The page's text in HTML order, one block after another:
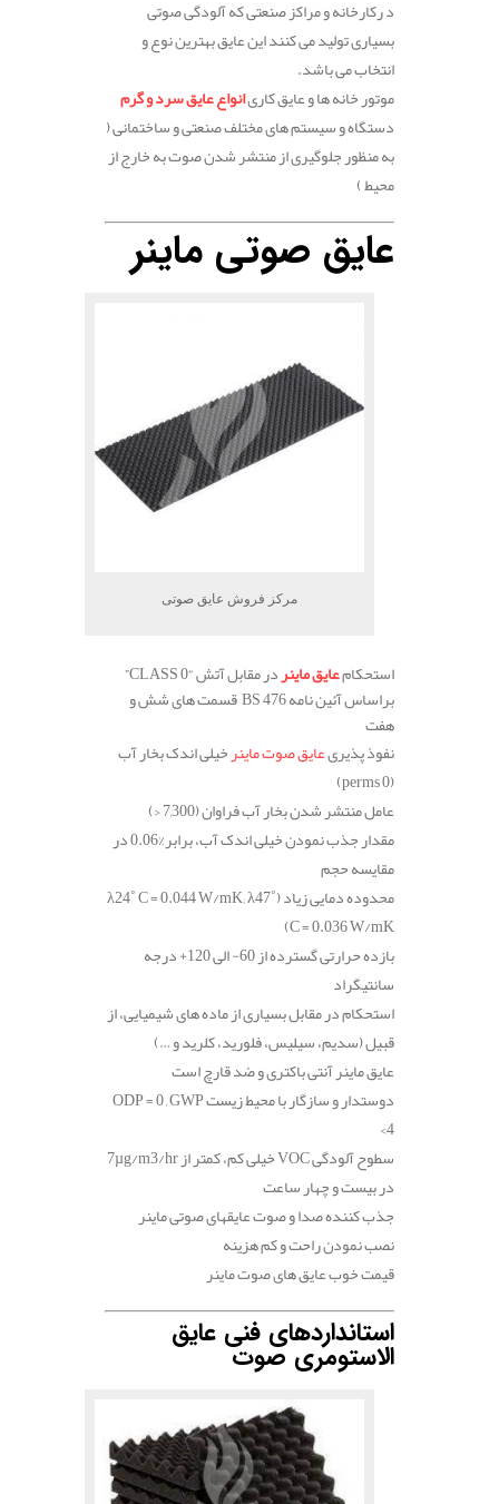
د رکارخانه و مراکز صنعتی که آلودگی صوتی
بسیاری تولید می کنند این عایق بهترین نوع و
انتخاب می باشد.
موتور خانه ها و عایق کاریانواع عایق سرد و گرم
دستگاه و سیستم های مختلف صنعتی و ساختمانی (
به منظور جلوگیری از منتشر شدن صوت به خارج از
محیط )
عایق صوتی ماینر
مرکز فروش عایق صوتی
استحکامعایق ماینردر مقابل آتش“CLASS 0”
براساس آئین نامهBS 476قسمت های شش و
هفت
نفوذ پذیریعایق صوت ماینرخیلی اندک بخار آب
(perms 0)
عامل منتشر شدن بخار آب فراوان(7,300 <)
مقدار جذب نمودن خیلی اندک آب، برابر%0.06
در
مقایسه حجم
محدوده دمایی زیاد (λ24˚ C = 0.044 W/mK; λ47˚
C = 0.036 W/mK)
بازده حرارتی گسترده از 60- الی 120+ درجه
سانتیگراد
استحکام در مقابل بسیاری از ماده های شیمیایی، از
قبیل (سدیم، سیلیس، فلورید، کلرید و …)
عایق ماینر آنتی باکتری و ضد قارچ است
دوستدار و سازگار با محیط زیستODP = 0 , GWP
<4
سطوح آلودگیVOCخیلی کم، کمتر از7µg/m3/hr
در بیست و چهار ساعت
جذب کننده صدا و صوت عایقهای صوتی ماینر
نصب نمودن راحت و کم هزینه
قیمت خوب عایق های صوت ماینر
استانداردهای فنی عایق
الاستومری صوت